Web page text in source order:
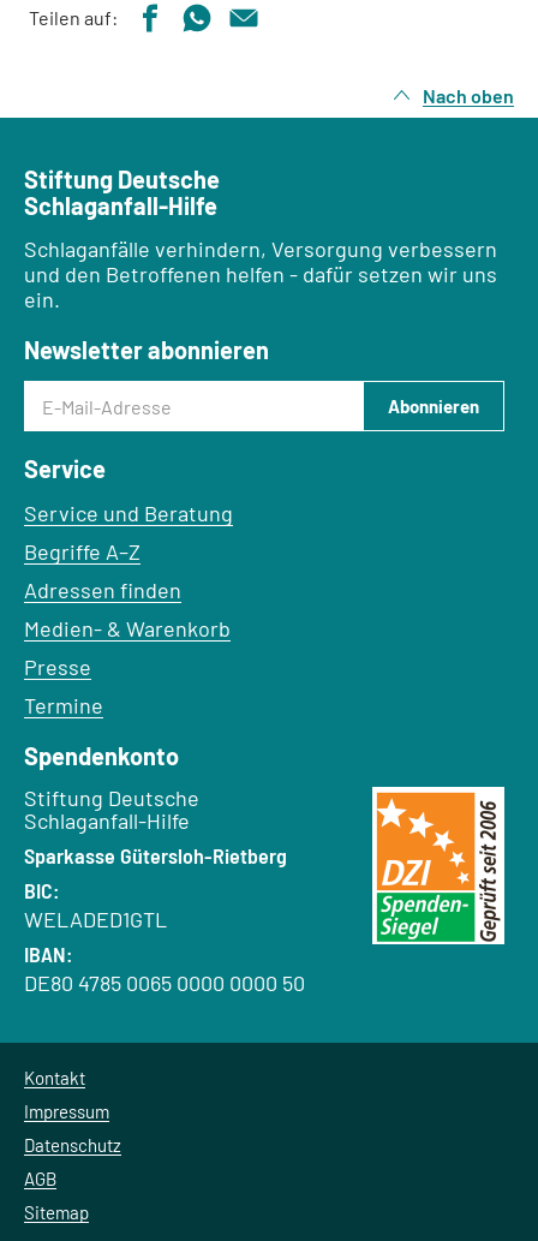
Teilen auf:
Nach oben
Stiftung Deutsche
Schlaganfall-Hilfe
Schlaganfälle verhindern, Versorgung verbessern
und den Betroffenen helfen - dafür setzen wir uns
ein.
Newsletter abonnieren
E-Mail-Adresse
Abonnieren
Service
Service und Beratung
Begriffe A–Z
Adressen finden
Medien- & Warenkorb
Presse
Termine
Spendenkonto
Empfänger:
Stiftung Deutsche
Schlaganfall-Hilfe
Bank:
Sparkasse Gütersloh-Rietberg
BIC:
WELADED1GTL
IBAN:
DE80 4785 0065 0000 0000 50
Kontakt
Impressum
Datenschutz
AGB
Sitemap